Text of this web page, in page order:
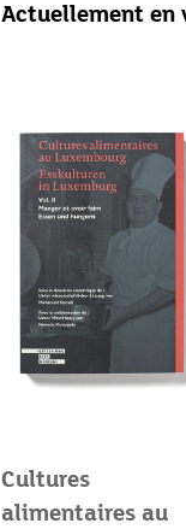
Actuellement en
Cultures
alimentaires au